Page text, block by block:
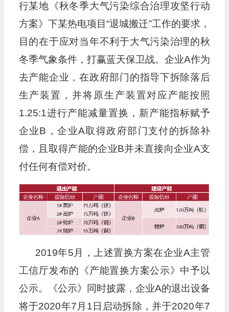
行某地《秋冬季大气污染综合治理攻坚行动
方案》下某热电项目“退城搬迁”工作的要求，
目的在于应对当年不利于大气污染治理的秋
冬季气象条件，打赢蓝天保卫战。企业A作为
去产能企业，在政府部门的指导下拆除落后
生产装置，并将原生产装置对应产能按照
1.25:1进行产能减量置换，新产能指标赋予
企业B，企业A取得政府部门支付的拆除补
偿，且取得产能的企业B并未直接向企业A支
付任何有偿对价。
2019年5月，上述置换方案在企业A主管
工信厅发布的《产能置换方案公示》中予以
公示。《公示》同时披露，企业A的退出设备
将于2020年7月1日启动拆除，并于2020年7